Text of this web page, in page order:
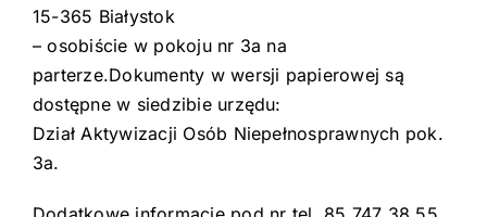
15-365 Białystok
– osobiście w pokoju nr 3a na
parterze.Dokumenty w wersji papierowej są
dostępne w siedzibie urzędu:
Dział Aktywizacji Osób Niepełnosprawnych pok.
3a.